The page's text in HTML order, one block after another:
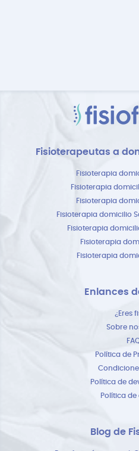
Fisioterapeutas a
Fisioterapia
Fisioterapia
Fisioterapia
Fisioterapia domicilio
Fisioterapia
Fisioterapia
Fisioterapia
Enlances
¿Eres
Sobre
Política de
Política de
Política de
Blog de